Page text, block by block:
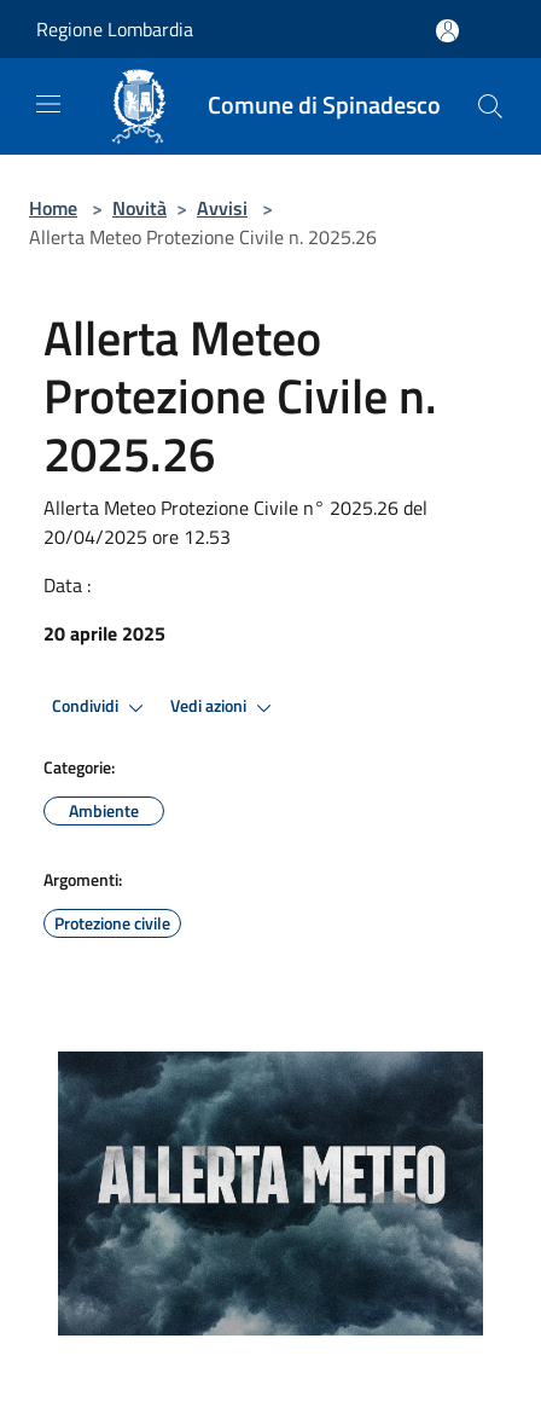
Regione Lombardia
Comune di Spinadesco
Home > Novità > Avvisi >
Allerta Meteo Protezione Civile n. 2025.26
Allerta Meteo
Protezione Civile n.
2025.26
Allerta Meteo Protezione Civile n° 2025.26 del
20/04/2025 ore 12.53
Data :
20 aprile 2025
Condividi Vedi azioni
Categorie:
Ambiente
Argomenti:
Protezione civile